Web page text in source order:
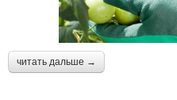
Турунда с борным
спиртом
читать дальше →